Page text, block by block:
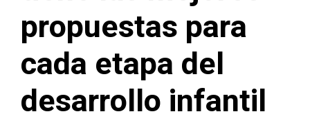
propuestas para
cada etapa del
desarrollo infantil